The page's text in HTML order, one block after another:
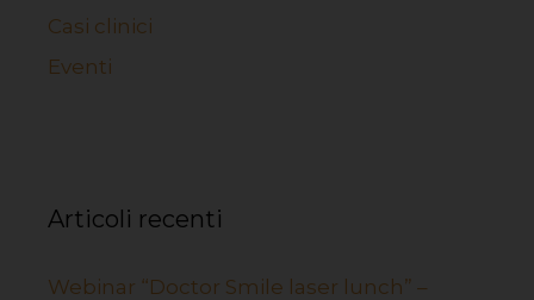
Casi clinici
Eventi
Articoli recenti
Webinar “Doctor Smile laser lunch” –